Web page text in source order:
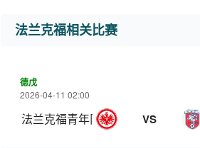
法兰克福相关比赛
德戊
2026-04-11 02:00
法兰克福青年队 VS